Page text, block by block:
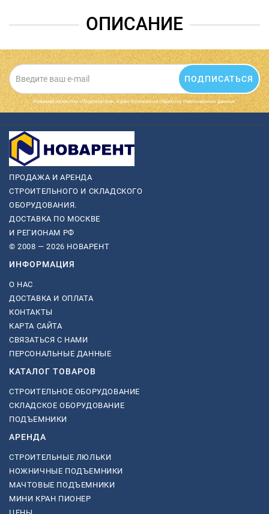
ОПИСАНИЕ
ПОДПИСАТЬСЯ
Нажимая на кнопку «Подписаться», я даю cогласие на обработку персональных данных.
ПРОДАЖА И АРЕНДА
СТРОИТЕЛЬНОГО И СКЛАДСКОГО
ОБОРУДОВАНИЯ.
ДОСТАВКА ПО МОСКВЕ
И РЕГИОНАМ РФ
© 2008 — 2026 НОВАРЕНТ
ИНФОРМАЦИЯ
О НАС
ДОСТАВКА И ОПЛАТА
КОНТАКТЫ
КАРТА САЙТА
СВЯЗАТЬСЯ С НАМИ
ПЕРСОНАЛЬНЫЕ ДАННЫЕ
КАТАЛОГ ТОВАРОВ
СТРОИТЕЛЬНОЕ ОБОРУДОВАНИЕ
СКЛАДСКОЕ ОБОРУДОВАНИЕ
ПОДЪЕМНИКИ
АРЕНДА
СТРОИТЕЛЬНЫЕ ЛЮЛЬКИ
НОЖНИЧНЫЕ ПОДЪЕМНИКИ
МАЧТОВЫЕ ПОДЪЕМНИКИ
МИНИ КРАН ПИОНЕР